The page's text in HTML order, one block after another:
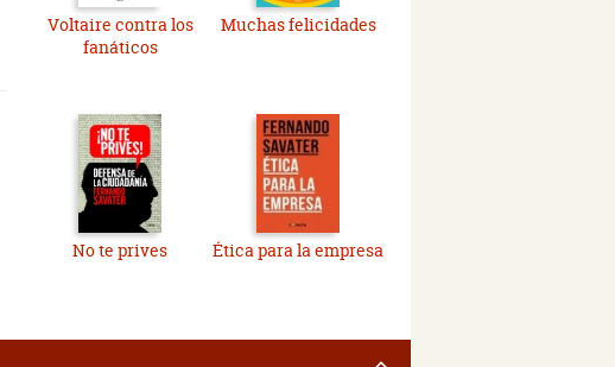
Voltaire contra los
fanáticos
Muchas felicidades
No te prives Ética para la empresa